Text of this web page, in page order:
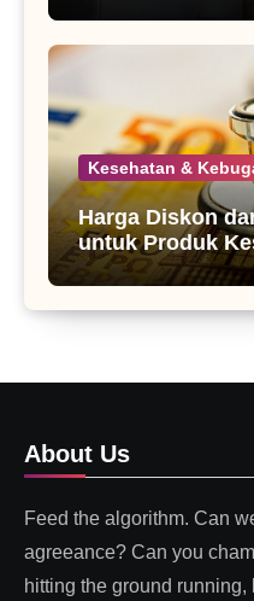
Kesehatan &
Harga Diskon
untuk Produk
About Us
Feed the algorithm. Can
agreeance? Can you
hitting the ground